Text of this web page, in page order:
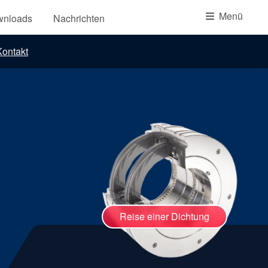
Nachrichten Menü
Reise einer Dichtung